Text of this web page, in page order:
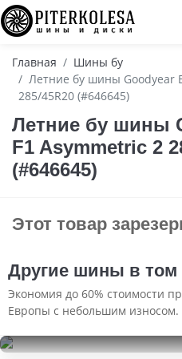
Главная
Шины бу
Летние бу шины Goodyear
285/45R20 (#646645)
Летние бу шины
F1 Asymmetric 2
(#646645)
Этот товар
Другие шины в том
Экономия до 60% стоимости
Европы с небольшим износом.